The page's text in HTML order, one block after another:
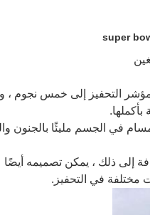
super
التحفيز إلى خمس نجوم ،
الجسم مليئًا بالجنون
إلى ذلك ، يمكن تصميمه